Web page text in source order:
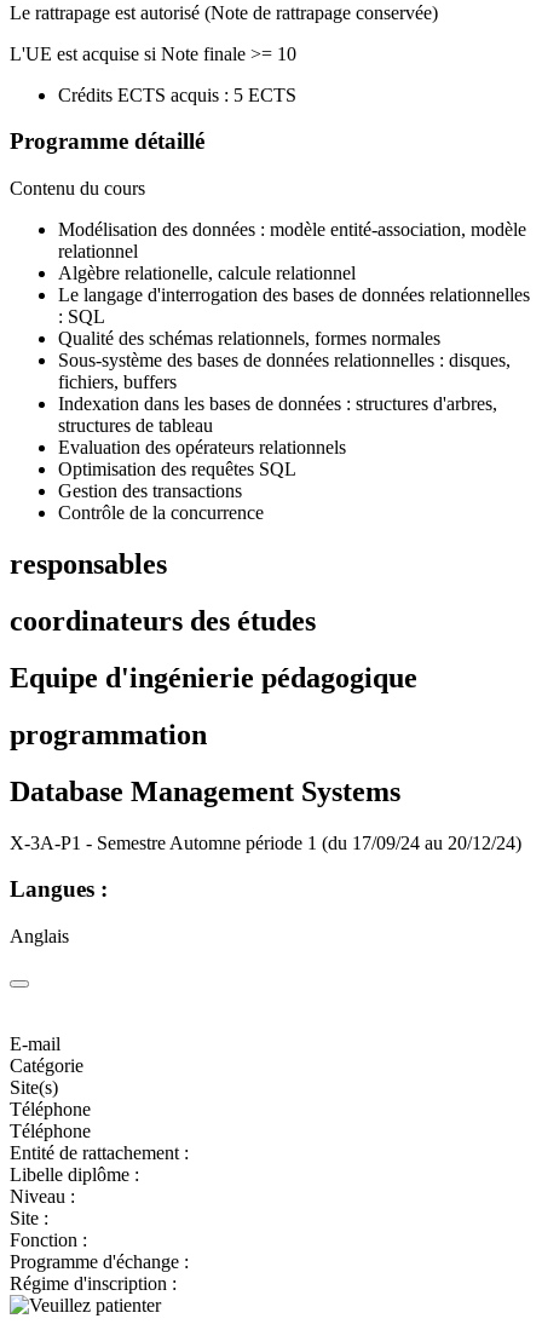
Le rattrapage est autorisé (Note de rattrapage conservée)
L'UE est acquise si Note finale >= 10
Crédits ECTS acquis : 5 ECTS
Programme détaillé
Contenu du cours
Modélisation des données : modèle entité-association, modèle
relationnel
Algèbre relationelle, calcule relationnel
Le langage d'interrogation des bases de données relationnelles
: SQL
Qualité des schémas relationnels, formes normales
Sous-système des bases de données relationnelles : disques,
fichiers, buffers
Indexation dans les bases de données : structures d'arbres,
structures de tableau
Evaluation des opérateurs relationnels
Optimisation des requêtes SQL
Gestion des transactions
Contrôle de la concurrence
responsables
coordinateurs des études
Equipe d'ingénierie pédagogique
programmation
Database Management Systems
X-3A-P1 - Semestre Automne période 1 (du 17/09/24 au 20/12/24)
Langues :
Anglais
E-mail
Catégorie
Site(s)
Téléphone
Téléphone
Entité de rattachement :
Libelle diplôme :
Niveau :
Site :
Fonction :
Programme d'échange :
Régime d'inscription :